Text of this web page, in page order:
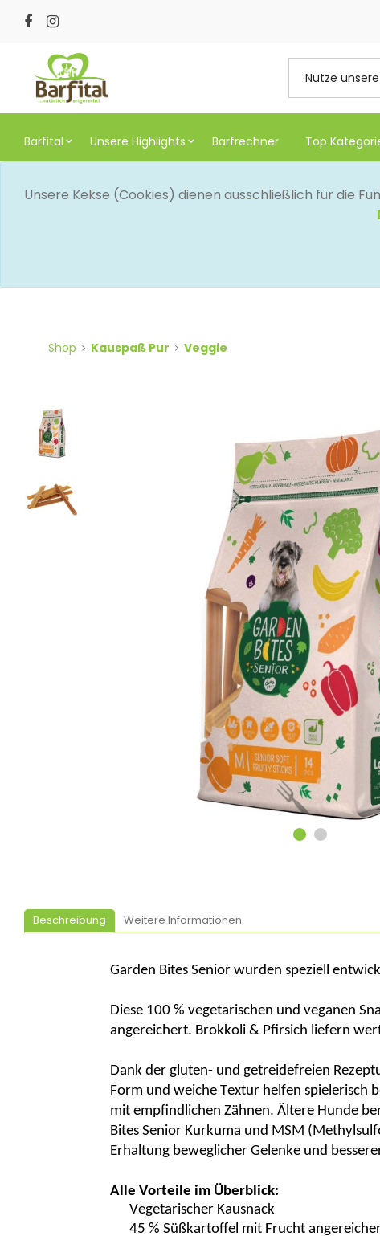
Barfital Unsere Highlights Barfrechner Top
Unsere Kekse (Cookies) dienen ausschließlich für die
Shop Kauspaß Pur Veggie
Beschreibung Weitere Informationen
Garden Bites Senior wurden speziell
Diese 100 % vegetarischen und veganen
angereichert. Brokkoli & Pfirsich liefern
Dank der gluten- und getreidefreien
Form und weiche Textur helfen spielerisch
mit empfindlichen Zähnen. Ältere Hunde
Bites Senior Kurkuma und MSM (
Erhaltung beweglicher Gelenke und
Alle Vorteile im Überblick:
Vegetarischer Kausnack
45 % Süßkartoffel mit Frucht